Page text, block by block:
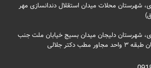
شهرستان محلات میدان استقلال دندانسازی مهر
شهرستان دلیجان میدان بسیج خیابان ملت جنب
مطب دکتر جلالی